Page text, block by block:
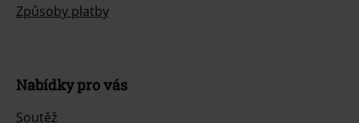
Způsoby platby
Nabídky pro vás
Soutěž